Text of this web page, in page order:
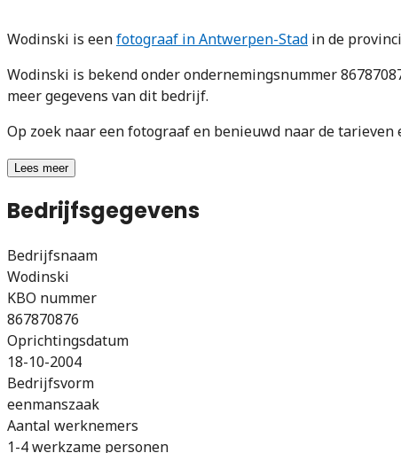
Wodinski is eenfotograaf in Antwerpen-Stad in de
Wodinski is bekend onder ondernemingsnummer
meer gegevens van dit bedrijf.
Op zoek naar een fotograaf en benieuwd naar de tarieven
Lees meer
Bedrijfsgegevens
Bedrijfsnaam
Wodinski
KBO nummer
867870876
Oprichtingsdatum
18-10-2004
Bedrijfsvorm
eenmanszaak
Aantal werknemers
1-4 werkzame personen